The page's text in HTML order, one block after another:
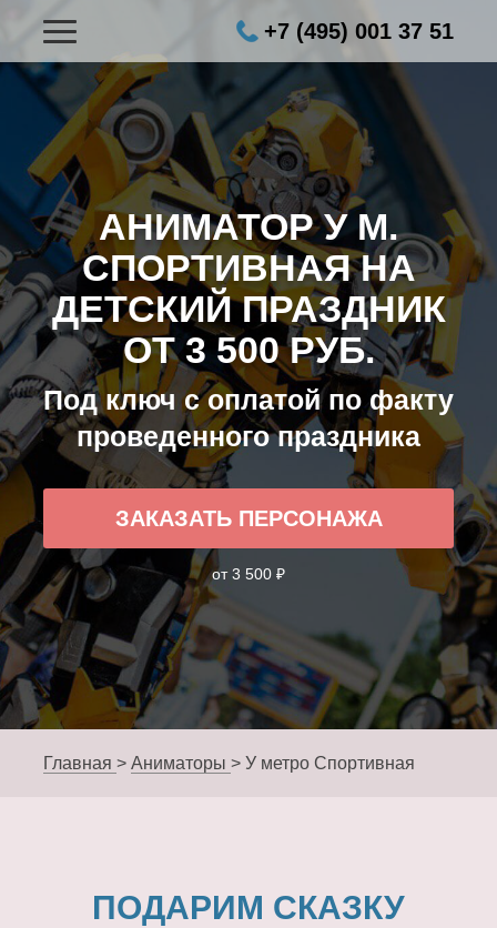
+7 (495) 001 37 51
АНИМАТОР У М.
СПОРТИВНАЯ НА
ДЕТСКИЙ ПРАЗДНИК
ОТ 3 500 РУБ.
Под ключ с оплатой по факту
проведенного праздника
ЗАКАЗАТЬ ПЕРСОНАЖА
от 3 500 ₽
Главная > Аниматоры > У метро Спортивная
ПОДАРИМ СКАЗКУ